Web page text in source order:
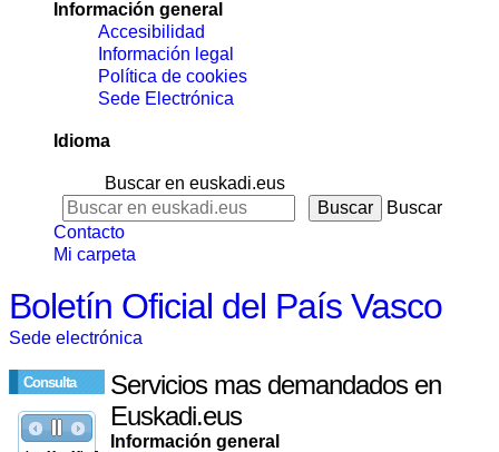
Información general
Accesibilidad
Información legal
Política de cookies
Sede Electrónica
Idioma
Buscar en euskadi.eus
Buscar
Contacto
Mi carpeta
Boletín Oficial del País Vasco
Sede electrónica
Consulta
Servicios mas demandados en
Euskadi.eus
Información general